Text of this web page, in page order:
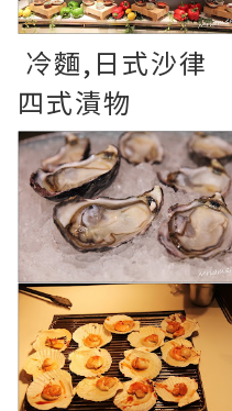
冷麵,日式沙律
四式漬物